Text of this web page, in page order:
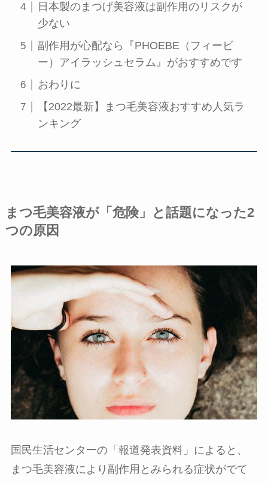
日本製のまつげ美容液は副作用のリスクが
少ない
副作用が心配なら『PHOEBE（フィービ
ー）アイラッシュセラム』がおすすめです
おわりに
【2022最新】まつ毛美容液おすすめ人気ラ
ンキング
まつ毛美容液が「危険」と話題になった2
つの原因
国民生活センターの「報道発表資料」によると、
まつ毛美容液により副作用とみられる症状がでて